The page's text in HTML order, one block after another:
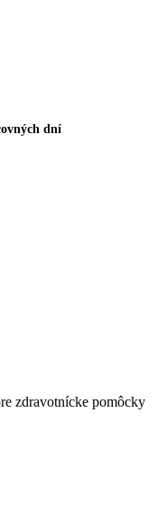
dní
zdravotnícke pomôcky